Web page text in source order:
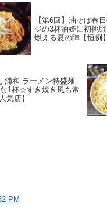
【第6回】油そば春
ジの3杯油姫に初挑
燃える夏の陣【恒例】
浦和 ラーメン特盛麺
1杯☆すき焼き風も常
気店】
PM